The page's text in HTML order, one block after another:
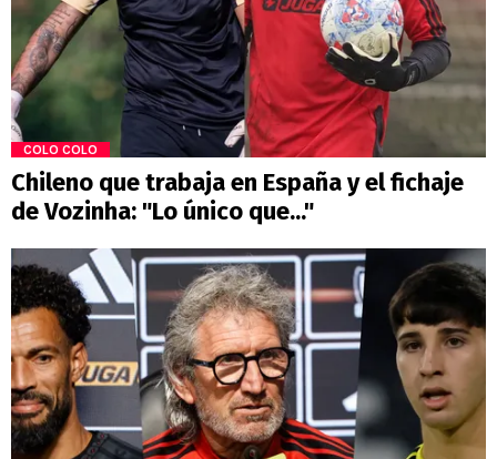
COLO COLO
Chileno que trabaja en España y el fichaje
de Vozinha: "Lo único que..."